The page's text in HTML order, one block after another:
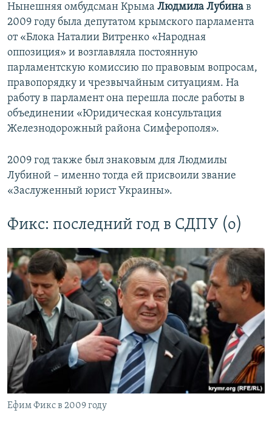
Нынешняя омбудсман Крыма Людмила Лубина в
2009 году была депутатом крымского парламента
от «Блока Наталии Витренко «Народная
оппозиция» и возглавляла постоянную
парламентскую комиссию по правовым вопросам,
правопорядку и чрезвычайным ситуациям. На
работу в парламент она перешла после работы в
объединении «Юридическая консультация
Железнодорожный района Симферополя».
2009 год также был знаковым для Людмилы
Лубиной – именно тогда ей присвоили звание
«Заслуженный юрист Украины».
Фикс: последний год в СДПУ (о)
Ефим Фикс в 2009 году